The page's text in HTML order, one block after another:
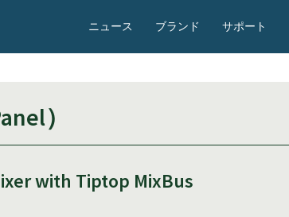
ニュース ブランド サポート
）
with Tiptop MixBus